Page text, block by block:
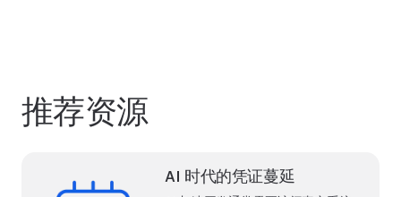
推荐资源
AI 时代的凭证蔓延